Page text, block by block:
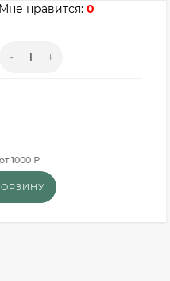
Мне нравится:0
- +
1000 ₽